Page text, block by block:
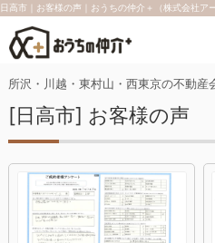
日高市｜お客様の声｜おうちの仲介＋（株式会社ア
所沢・川越・東村山・西東京の不動
[日高市] お客様の声